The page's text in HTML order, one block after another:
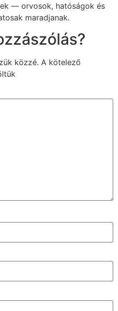
— orvosok, hatóságok és
maradjanak.
közzé. A kötelező